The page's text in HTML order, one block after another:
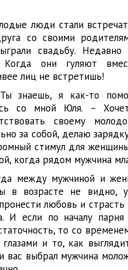
люди стали
со своими
свадьбу.
Когда они гуляют
лиц не встретишь!
знаешь, я как-то
со мной Юля. –
своему
за собой, делаю
стимул для
когда рядом мужчина
между мужчиной и
в возрасте не видно,
любовь и
И если по началу
то со
и то, как
вас выбрал мужчина